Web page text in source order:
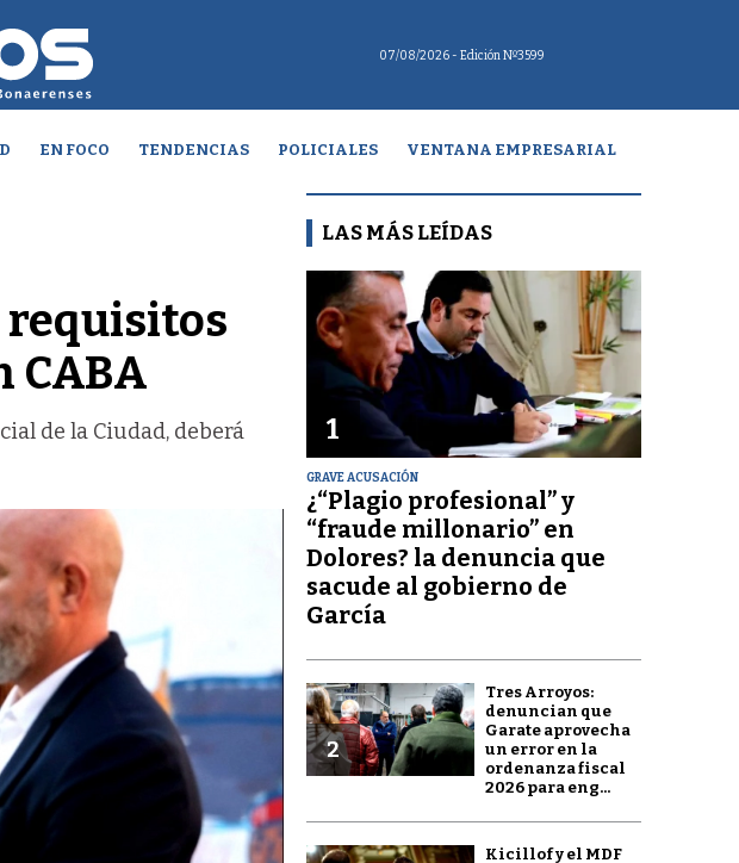
07/08/2026 - Edición Nº3599
EN FOCO TENDENCIAS POLICIALES VENTANA EMPRESARIAL
requisitos
CABA
de la Ciudad, deberá
LAS MÁS LEÍDAS
1
GRAVE ACUSACIÓN
¿“Plagio profesional” y
“fraude millonario” en
Dolores? la denuncia que
sacude al gobierno de
García
2
Tres Arroyos:
denuncian que
Garate aprovecha
un error en la
ordenanza fiscal
2026 para eng...
Kicillof y el MDF